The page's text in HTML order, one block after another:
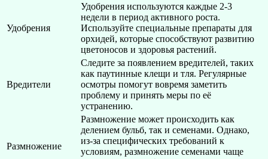
Удобрения
Удобрения используются каждые 2-3
недели в период активного роста.
Используйте специальные препараты для
орхидей, которые способствуют развитию
цветоносов и здоровья растений.
Вредители
Следите за появлением вредителей, таких
как паутинные клещи и тля. Регулярные
осмотры помогут вовремя заметить
проблему и принять меры по её
устранению.
Размножение
Размножение может происходить как
делением бульб, так и семенами. Однако,
из-за специфических требований к
условиям, размножение семенами чаще